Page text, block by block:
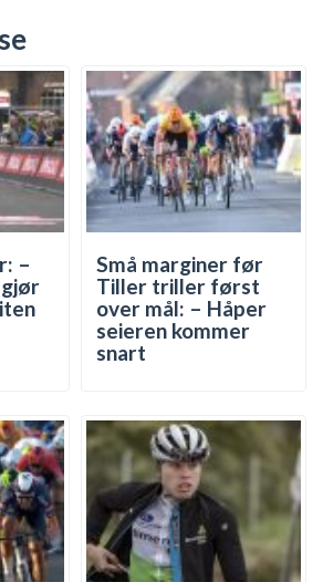
–
Små marginer før
Tiller triller først
over mål: – Håper
seieren kommer
snart